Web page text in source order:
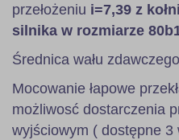
przełożeniu i=7,39 z
silnika w rozmiarze
Średnica wału
Mocowanie łapowe
możliwosć dostarczenia
wyjściowym ( dostępne 3